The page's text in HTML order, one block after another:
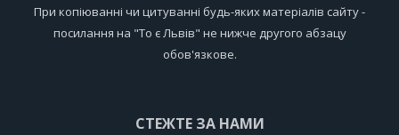
При копіюванні чи цитуванні будь-яких матеріалів сайту -
посилання на "То є Львів" не нижче другого абзацу
обов'язкове.
СТЕЖТЕ ЗА НАМИ